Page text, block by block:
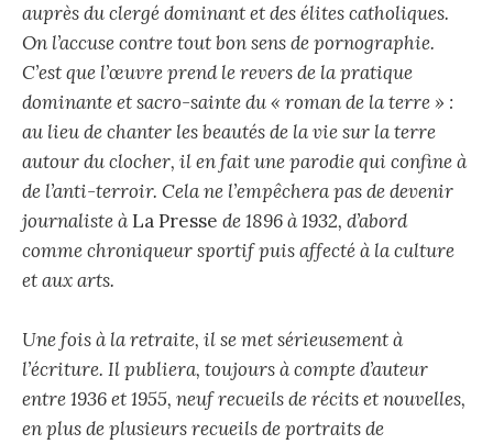
auprès du clergé dominant et des élites catholiques.
On l’accuse contre tout bon sens de pornographie.
C’est que l’œuvre prend le revers de la pratique
dominante et sacro-sainte du « roman de la terre » :
au lieu de chanter les beautés de la vie sur la terre
autour du clocher, il en fait une parodie qui confine à
de l’anti-terroir. Cela ne l’empêchera pas de devenir
journaliste àLa Presse de 1896 à 1932, d’abord
comme chroniqueur sportif puis affecté à la culture
et aux arts.
Une fois à la retraite, il se met sérieusement à
l’écriture. Il publiera, toujours à compte d’auteur
entre 1936 et 1955, neuf recueils de récits et nouvelles,
en plus de plusieurs recueils de portraits de